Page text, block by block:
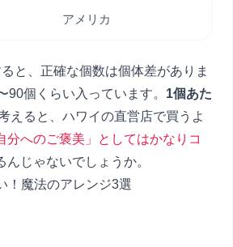
アメリカ
と、正確な個数は個体差がありま
90個くらい入っています。 1個あた
えると、ハワイの直営店で買うよ
分へのご褒美」としてはかなりコ
んじゃないでしょうか。
！魔法のアレンジ3選